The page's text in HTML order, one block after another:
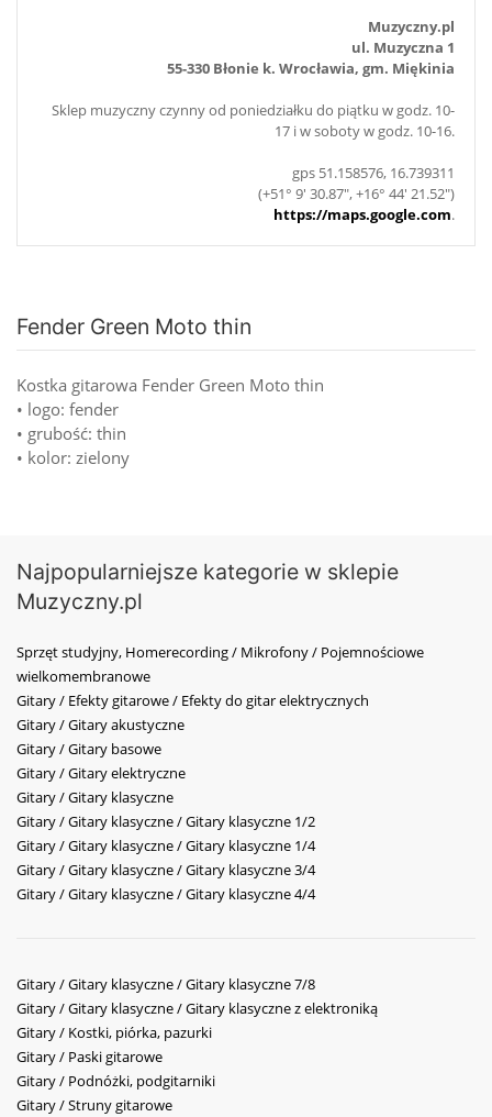
Muzyczny.pl
ul. Muzyczna 1
55-330 Błonie k. Wrocławia, gm. Miękinia
Sklep muzyczny czynny od poniedziałku do piątku w godz. 10-
17 i w soboty w godz. 10-16.
gps 51.158576, 16.739311
(+51° 9' 30.87", +16° 44' 21.52")
https://maps.google.com.
Fender Green Moto thin
Kostka gitarowa Fender Green Moto thin
• logo: fender
• grubość: thin
• kolor: zielony
Najpopularniejsze kategorie w sklepie
Muzyczny.pl
Sprzęt studyjny, Homerecording / Mikrofony / Pojemnościowe
wielkomembranowe
Gitary / Efekty gitarowe / Efekty do gitar elektrycznych
Gitary / Gitary akustyczne
Gitary / Gitary basowe
Gitary / Gitary elektryczne
Gitary / Gitary klasyczne
Gitary / Gitary klasyczne / Gitary klasyczne 1/2
Gitary / Gitary klasyczne / Gitary klasyczne 1/4
Gitary / Gitary klasyczne / Gitary klasyczne 3/4
Gitary / Gitary klasyczne / Gitary klasyczne 4/4
Gitary / Gitary klasyczne / Gitary klasyczne 7/8
Gitary / Gitary klasyczne / Gitary klasyczne z elektroniką
Gitary / Kostki, piórka, pazurki
Gitary / Paski gitarowe
Gitary / Podnóżki, podgitarniki
Gitary / Struny gitarowe